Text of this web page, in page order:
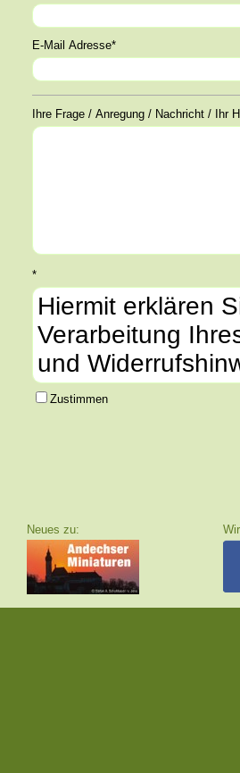
E-Mail Adresse*
Ihre Frage /
*
Zustimmen
Neues zu: